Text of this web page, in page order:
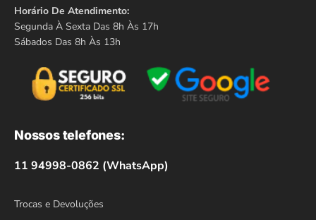
Horário De Atendimento:
Segunda À Sexta Das 8h Às 17h
Sábados Das 8h Às 13h
Nossos telefones:
11 94998-0862 (WhatsApp)
Trocas e Devoluções